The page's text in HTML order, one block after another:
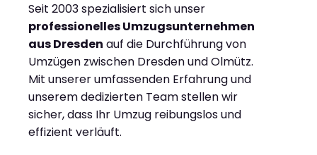
Seit 2003 spezialisiert sich unser
professionelles Umzugsunternehmen
aus Dresden auf die Durchführung von
Umzügen zwischen Dresden und Olmütz.
Mit unserer umfassenden Erfahrung und
unserem dedizierten Team stellen wir
sicher, dass Ihr Umzug reibungslos und
effizient verläuft.